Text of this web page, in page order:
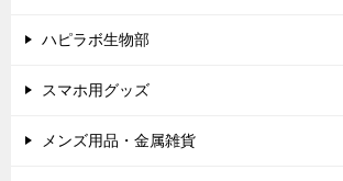
ハピラボ生物部
スマホ用グッズ
メンズ用品・金属雑貨